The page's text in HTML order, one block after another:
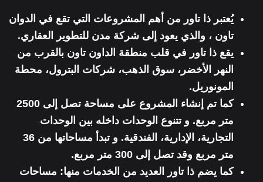
يُعتبر ذا تاور من أهم المشروعات التي تقع في الدوان
تاون ، والذي يعود إلى شركة مدن للتطوير العقاري.
يقع ذا تاور في قلب منطقة الداون تاون بالقرب من
النهر الأخضر ، سوق الذهب، شركات البترول، محطة
المونوريل.
كما تم إنشاء المشروع على مساحة تصل إلى 2500
متر مربع. و تتنوع الوحدات داخله بين الوحدات
التجارية، الإدارية، الفندقية. و
تبدأ مساحاتها من 36
متر مربع وقد تصل إلى 300 متر مربع.
كما يضم ذا تاور العديد من الخدمات منها: مساحات